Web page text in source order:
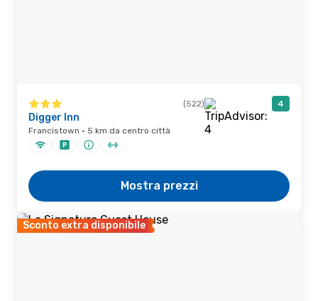
(522) 4
Digger Inn
Francistown · 5 km da centro città
Mostra prezzi
Sconto extra disponibile